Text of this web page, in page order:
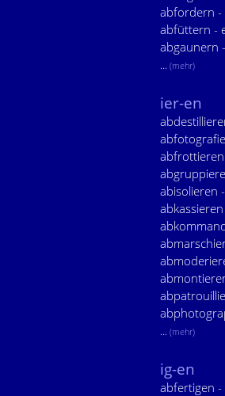
abfordern
abfüttern -
abgaunern
... (mehr)
ier-en
abisolieren
... (mehr)
ig-en
abfertigen